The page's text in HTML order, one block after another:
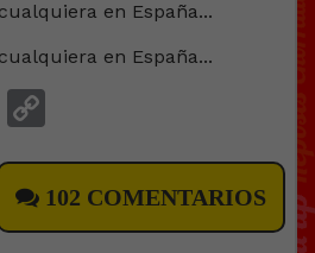
Gmail
102 COMENTARIOS